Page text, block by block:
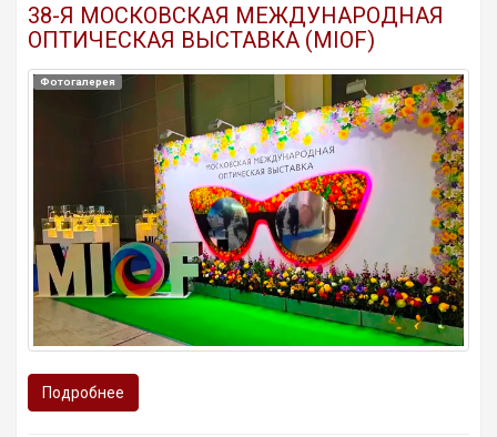
38-Я МОСКОВСКАЯ МЕЖДУНАРОДНАЯ
ОПТИЧЕСКАЯ ВЫСТАВКА (MIOF)
Фотогалерея
Подробнее